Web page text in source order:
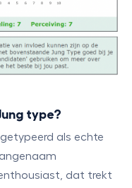
type?
getypeerd als echte
dat trekt